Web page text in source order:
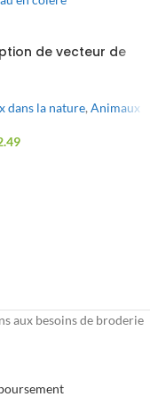
de vecteur de
dans la nature,Animaux
aux besoins de broderie